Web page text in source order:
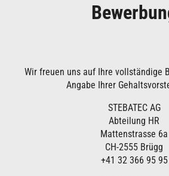
Wir freuen uns auf Ihre vollständige
Angabe Ihrer
STEBATEC AG
Abteilung HR
Mattenstrasse 6a
CH-2555 Brügg
+41 32 366 95 95